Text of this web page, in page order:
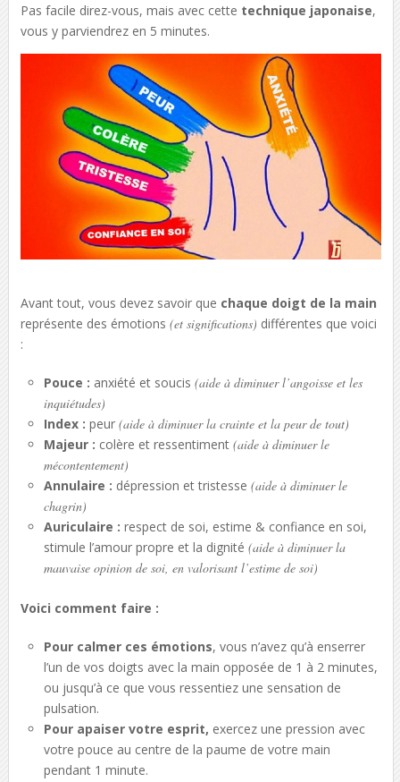
Pas facile direz-vous, mais avec cette technique japonaise,
vous y parviendrez en 5 minutes.
Avant tout, vous devez savoir que chaque doigt de la main
représente des émotions (et significations) différentes que voici
:
Pouce : anxiété et soucis(aide à diminuer l’angoisse et les
inquiétudes)
Index : peur(aide à diminuer la crainte et la peur de tout)
Majeur : colère et ressentiment (aide à diminuer le
mécontentement)
Annulaire : dépression et tristesse(aide à diminuer le
chagrin)
Auriculaire : respect de soi, estime & confiance en soi,
stimule l’amour propre et la dignité(aide à diminuer la
mauvaise opinion de soi, en valorisant l’estime de soi)
Voici comment faire :
Pour calmer ces émotions, vous n’avez qu’à enserrer
l’un de vos doigts avec la main opposée de 1 à 2 minutes,
ou jusqu’à ce que vous ressentiez une sensation de
pulsation.
Pour apaiser votre esprit, exercez une pression avec
votre pouce au centre de la paume de votre main
pendant 1 minute.